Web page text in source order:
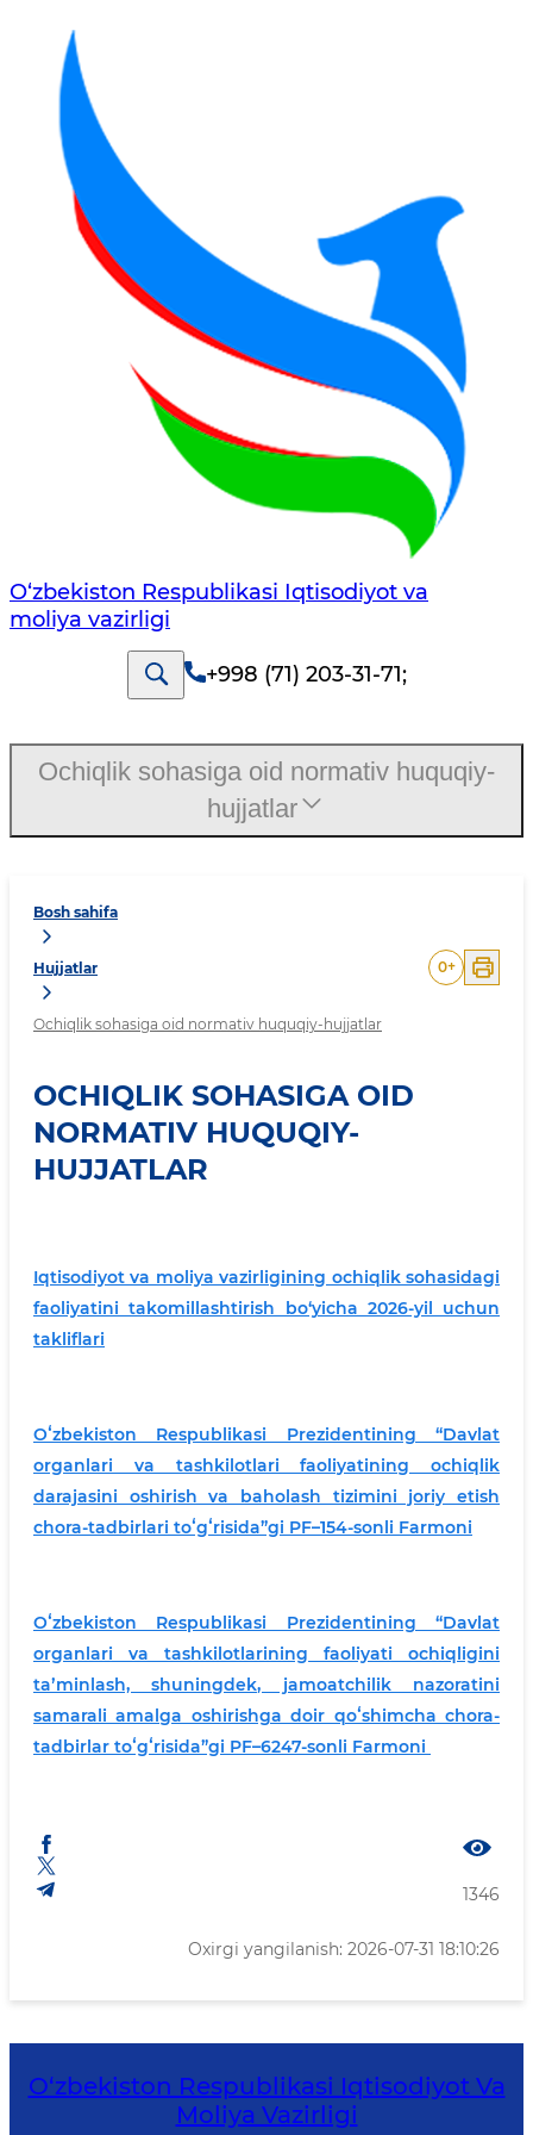
O‘zbekiston Respublikasi Iqtisodiyot va
moliya vazirligi
+998 (71) 203-31-71;
Bosh sahifa
Hujjatlar
Ochiqlik sohasiga oid normativ huquqiy-hujjatlar
0+
OCHIQLIK SOHASIGA OID
NORMATIV HUQUQIY-
HUJJATLAR
Iqtisodiyot va moliya vazirligining ochiqlik sohasidagi
faoliyatini takomillashtirish bo‘yicha 2026-yil uchun
takliflari
Oʻzbekiston Respublikasi Prezidentining “Davlat
organlari va tashkilotlari faoliyatining ochiqlik
darajasini oshirish va baholash tizimini joriy etish
chora-tadbirlari toʻgʻrisida”gi PF–154-sonli Farmoni
Oʻzbekiston Respublikasi Prezidentining “Davlat
organlari va tashkilotlarining faoliyati ochiqligini
taʼminlash, shuningdek, jamoatchilik nazoratini
samarali amalga oshirishga doir qoʻshimcha chora-
tadbirlar toʻgʻrisida”gi PF–6247-sonli Farmoni
1346
Oxirgi yangilanish: 2026-07-31 18:10:26
Ochiqlik sohasiga oid normativ huquqiy-
hujjatlar
O‘zbekiston Respublikasi Iqtisodiyot Va
Moliya Vazirligi